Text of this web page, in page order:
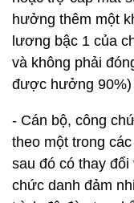
hưởng thêm một
lương bậc 1 của
và không phải
được hưởng 90%)
- Cán bộ, công
theo một trong
sau đó có thay
chức danh đảm